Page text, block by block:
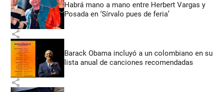
Habrá mano a mano entre Herbert Vargas y
Posada en ‘Sírvalo pues de feria’
share
Barack Obama incluyó a un colombiano en su
lista anual de canciones recomendadas
share